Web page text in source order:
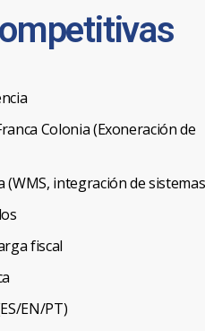
Colonia (Exoneración de
integración de
fiscal
EN/PT)